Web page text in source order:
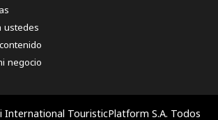
ustedes
negocio
International TouristicPlatform S.A. Todos